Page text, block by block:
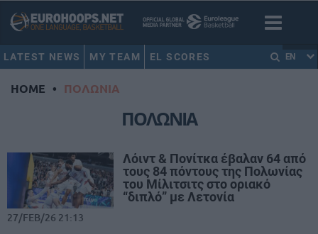
LATEST NEWS MY TEAM EL SCORES EN
HOME • ΠΟΛΩΝΙΑ
ΠΟΛΩΝΙΑ
Λόιντ & Πονίτκα έβαλαν 64 από
τους 84 πόντους της Πολωνίας
του Μίλιτσιτς στο οριακό
“διπλό” με Λετονία
27/FEB/26 21:13